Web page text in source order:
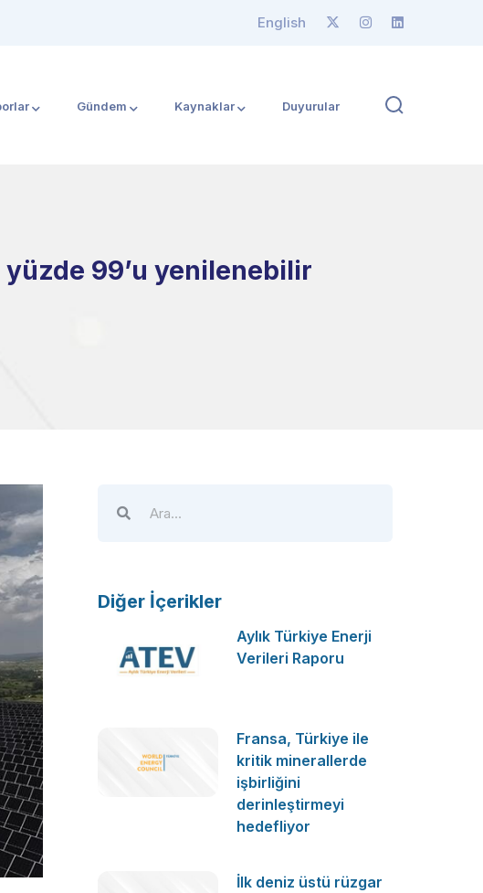
English
Gündem Kaynaklar Duyurular
99’u yenilenebilir
Diğer İçerikler
Aylık Türkiye Enerji
Verileri Raporu
Fransa, Türkiye ile
kritik minerallerde
işbirliğini
derinleştirmeyi
hedefliyor
İlk deniz üstü rüzgar